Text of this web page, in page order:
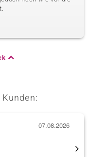
07.08.2026
Eine